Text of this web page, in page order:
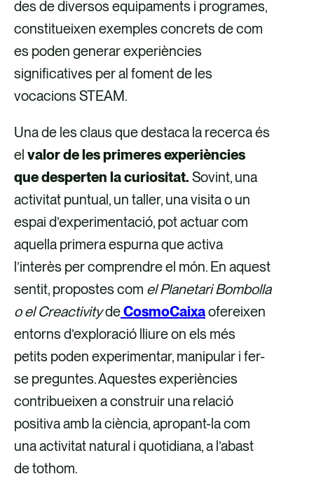
des de diversos equipaments i programes,
constitueixen exemples concrets de com
es poden generar experiències
significatives per al foment de les
vocacions STEAM.
Una de les claus que destaca la recerca és
el valor de les primeres experiències
que desperten la curiositat. Sovint, una
activitat puntual, un taller, una visita o un
espai d’experimentació, pot actuar com
aquella primera espurna que activa
l’interès per comprendre el món. En aquest
sentit, propostes com el Planetari Bombolla
o el CreactivitydeCosmoCaixaofereixen
entorns d’exploració lliure on els més
petits poden experimentar, manipular i fer-
se preguntes. Aquestes experiències
contribueixen a construir una relació
positiva amb la ciència, apropant-la com
una activitat natural i quotidiana, a l’abast
de tothom.